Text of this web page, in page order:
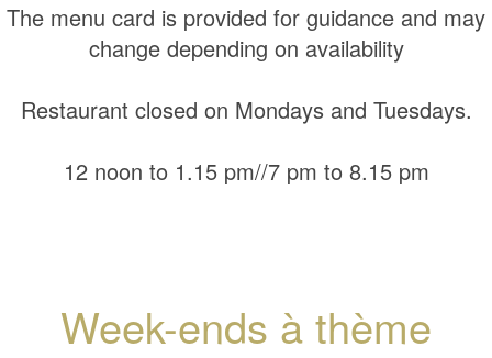
The menu card is provided for guidance and may
change depending on availability
Restaurant closed on Mondays and Tuesdays.
12 noon to 1.15 pm//7 pm to 8.15 pm
Week-ends à thème